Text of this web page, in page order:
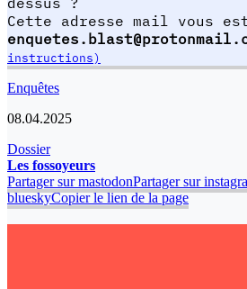
Cette adresse mail vous
instructions)
Enquêtes
08.04.2025
Dossier
Les fossoyeurs
Partager sur mastodonPartager sur
blueskyCopier le lien de la page